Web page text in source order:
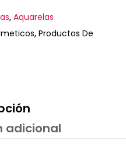
, Aquarelas
, Productos De
adicional